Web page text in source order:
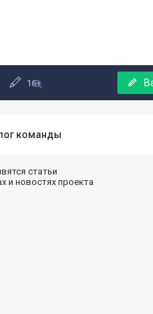
16+
команды
статьи
и новостях проекта